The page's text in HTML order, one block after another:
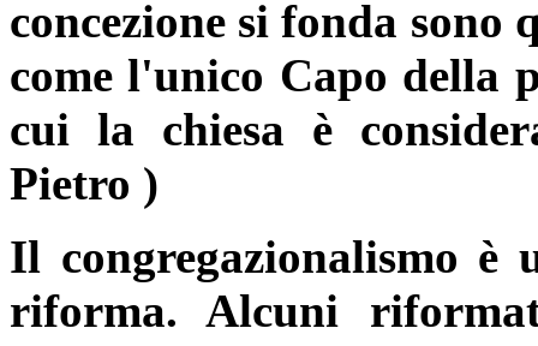
concezione si fonda
come l'unico Capo della
cui la chiesa è
Pietro )
Il congregazionalismo è
riforma. Alcuni